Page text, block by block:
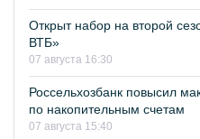
Открыт набор на второй
ВТБ»
07 августа 16:30
Россельхозбанк повысил
по накопительным счетам
07 августа 15:40